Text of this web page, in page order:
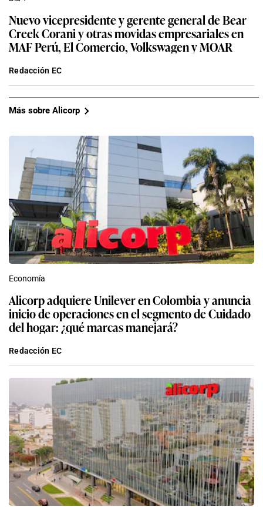
Nuevo vicepresidente y gerente general de Bear
Creek Corani y otras movidas empresariales en
MAF Perú, El Comercio, Volkswagen y MOAR
Redacción EC
Más sobre Alicorp
Economía
Alicorp adquiere Unilever en Colombia y anuncia
inicio de operaciones en el segmento de Cuidado
del hogar: ¿qué marcas manejará?
Redacción EC